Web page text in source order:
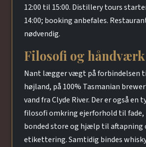
12:00 til 15:00. Distillery tours
14:00; booking anbefales.
nødvendig.
Filosofi og håndværk
Nant lægger vægt på forbindelsen
højland, på 100% Tasmanian
vand fra Clyde River. Der er også en
filosofi omkring ejerforhold til fade,
bonded store og hjælp til aftapning
etikettering. Samtidig bindes